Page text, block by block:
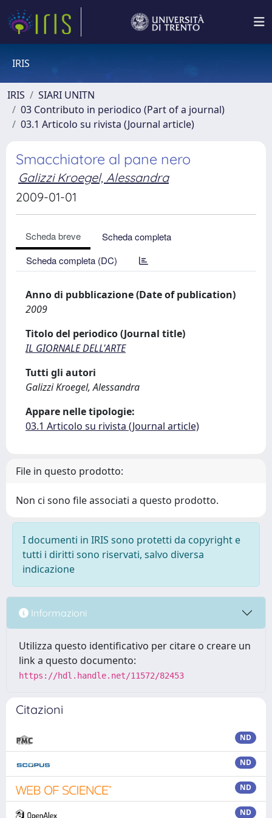
IRIS
IRIS
SIARI UNITN
03 Contributo in periodico (Part of a journal)
03.1 Articolo su rivista (Journal article)
Smacchiatore al pane nero
Galizzi Kroegel, Alessandra
2009-01-01
Scheda breve
Scheda completa
Scheda completa (DC)
Anno di pubblicazione (Date of publication)
2009
Titolo del periodico (Journal title)
IL GIORNALE DELL'ARTE
Tutti gli autori
Galizzi Kroegel, Alessandra
Appare nelle tipologie:
03.1 Articolo su rivista (Journal article)
File in questo prodotto:
Non ci sono file associati a questo prodotto.
I documenti in IRIS sono protetti da copyright e
tutti i diritti sono riservati, salvo diversa
indicazione
Informazioni
Utilizza questo identificativo per citare o creare un
link a questo documento:
https://hdl.handle.net/11572/82453
Citazioni
ND
ND
ND
ND